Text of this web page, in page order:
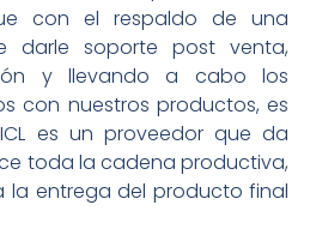
con el respaldo de una
darle soporte post venta,
y llevando a cabo los
con nuestros productos, es
es un proveedor que da
toda la cadena productiva,
la entrega del producto final